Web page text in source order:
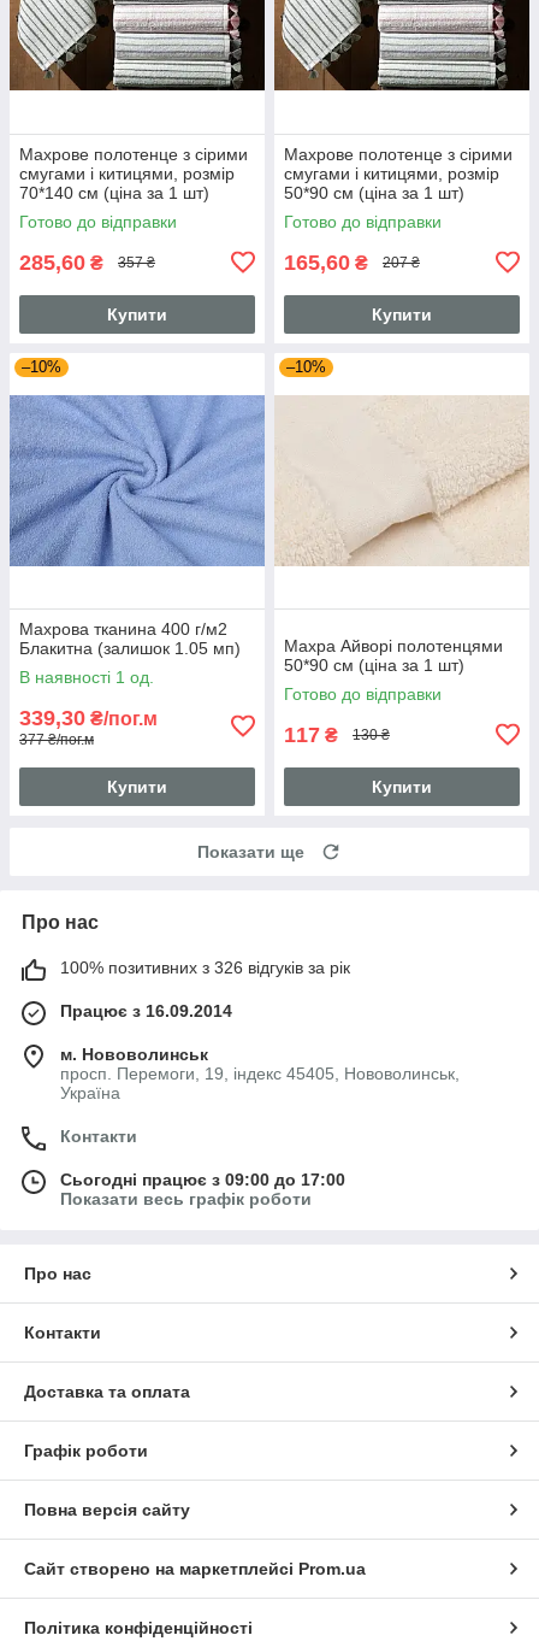
Махрове полотенце з сірими
смугами і китицями, розмір
70*140 см (ціна за 1 шт)
Готово до відправки
285,60 ₴ 357 ₴
Купити
Махрове полотенце з сірими
смугами і китицями, розмір
50*90 см (ціна за 1 шт)
Готово до відправки
165,60 ₴ 207 ₴
Купити
–10%
Махрова тканина 400 г/м2
Блакитна (залишок 1.05 мп)
В наявності 1 од.
339,30 ₴/пог.м
377 ₴/пог.м
Купити
–10%
Махра Айворі полотенцями
50*90 см (ціна за 1 шт)
Готово до відправки
117 ₴ 130 ₴
Купити
Показати ще
Про нас
100% позитивних з 326 відгуків за рік
Працює з 16.09.2014
м. Нововолинськ
просп. Перемоги, 19, індекс 45405, Нововолинськ,
Україна
Контакти
Сьогодні працює з 09:00 до 17:00
Показати весь графік роботи
Про нас
Контакти
Доставка та оплата
Графік роботи
Повна версія сайту
Сайт створено на маркетплейсі Prom.ua
Політика конфіденційності